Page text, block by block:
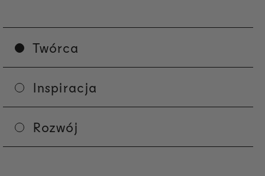
Twórca
Inspiracja
Rozwój